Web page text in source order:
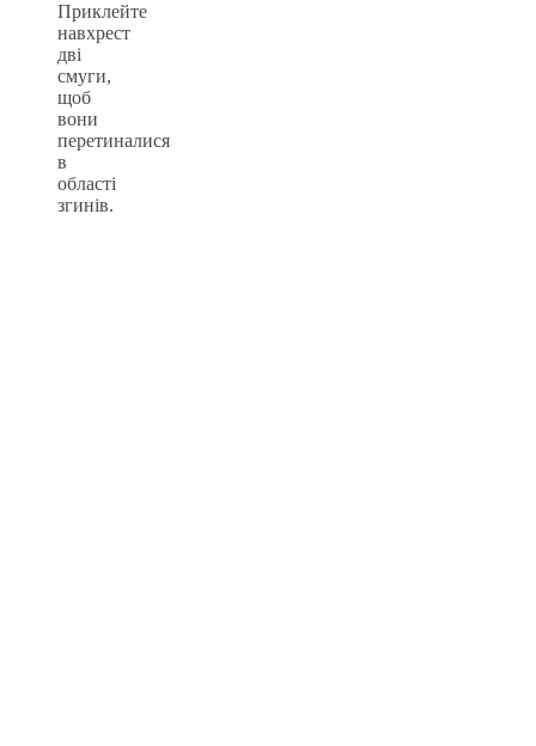
Приклейте
навхрест
дві
смуги,
щоб
вони
перетиналися
в
області
згинів.